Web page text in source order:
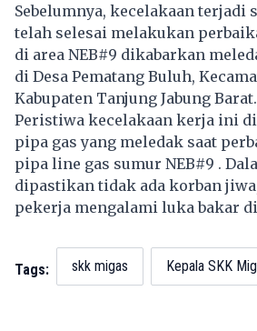
Sebelumnya, kecelakaan terjadi
telah selesai melakukan
di area NEB#9 dikabarkan
di Desa Pematang Buluh,
Kabupaten Tanjung Jabung Barat.
Peristiwa kecelakaan kerja ini
pipa gas yang meledak saat
pipa line gas sumur NEB#9 .
dipastikan tidak ada korban
pekerja mengalami luka bakar
Tags: skk migas Kepala SKK